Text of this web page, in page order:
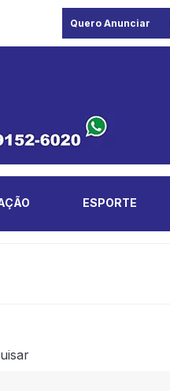
Quero Anunciar
ESPORTE